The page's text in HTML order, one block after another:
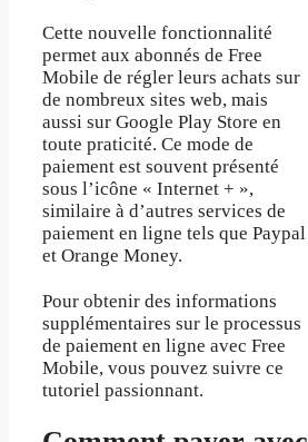
Cette nouvelle fonctionnalité
permet aux abonnés de Free
Mobile de régler leurs achats sur
de nombreux sites web, mais
aussi sur Google Play Store en
toute praticité. Ce mode de
paiement est souvent présenté
sous l’icône « Internet + »,
similaire à d’autres services de
paiement en ligne tels que Paypal
et Orange Money.
Pour obtenir des informations
supplémentaires sur le processus
de paiement en ligne avec Free
Mobile, vous pouvez suivre ce
tutoriel passionnant.